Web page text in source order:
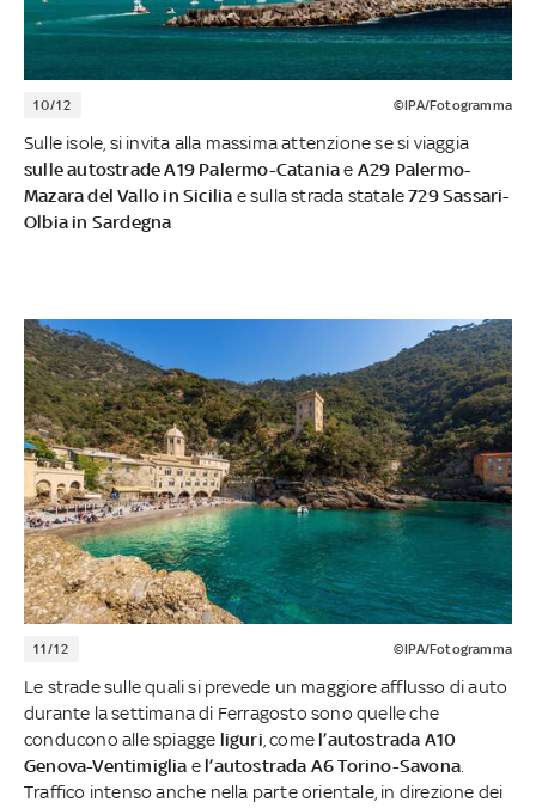
10/12 ©IPA/Fotogramma
Sulle isole, si invita alla massima attenzione se si viaggia
sulle autostrade A19 Palermo-Cataniae A29 Palermo-
Mazara del Vallo in Sicilia e sulla strada statale729 Sassari-
Olbia in Sardegna
11/12 ©IPA/Fotogramma
Le strade sulle quali si prevede un maggiore afflusso di auto
durante la settimana di Ferragosto sono quelle che
conducono alle spiagge liguri , come l’autostrada A10
Genova-Ventimiglia e l’autostrada A6 Torino-Savona
Traffico intenso anche nella parte orientale, in direzione dei